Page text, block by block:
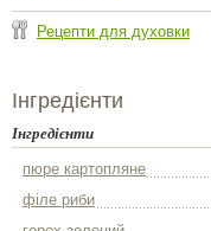
Рецепти для духовки
Інгредієнти
Інгредієнти
пюре картопляне
філе риби